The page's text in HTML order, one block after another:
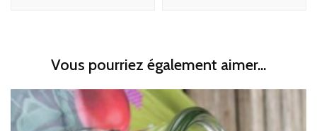
Vous pourriez également aimer...